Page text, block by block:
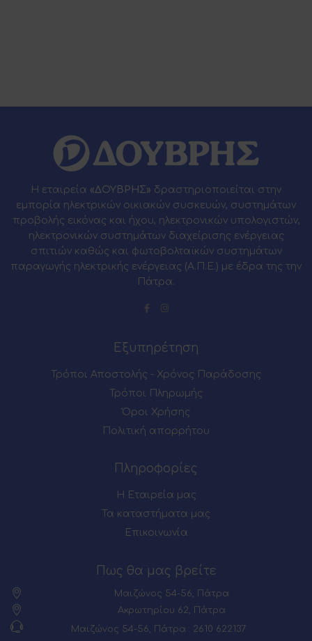
Η εταιρεία «ΔΟΥΒΡΗΣ» δραστηριοποιείται στην
εμπορία ηλεκτρικών οικιακών συσκευών, συστημάτων
προβολής εικόνας και ήχου, ηλεκτρονικών υπολογιστών,
ηλεκτρονικών συστημάτων διαχείρισης ενέργειας
σπιτιών καθώς και φωτοβολταϊκών συστημάτων
παραγωγής ηλεκτρικής ενέργειας (Α.Π.Ε.) με έδρα της την
Πάτρα.
Εξυπηρέτηση
Τρόποι Αποστολής - Χρόνος Παράδοσης
Τρόποι Πληρωμής
Όροι Χρήσης
Πολιτική απορρήτου
Πληροφορίες
Η Εταιρεία μας
Τα καταστήματα μας
Επικοινωνία
Πως θα μας βρείτε
Μαιζώνος 54-56, Πάτρα
Ακρωτηρίου 62, Πάτρα
Μαιζώνος 54-56, Πάτρα : 2610 622137